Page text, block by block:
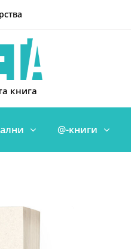
книга
@-книги